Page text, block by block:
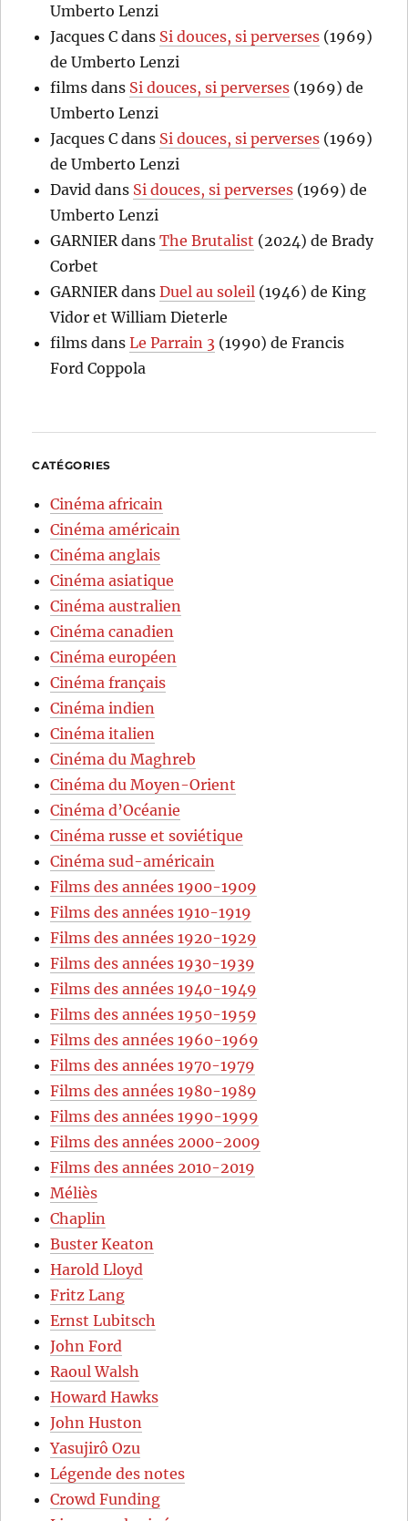
Umberto Lenzi
Jacques C dans Si douces, si perverses (1969)
de Umberto Lenzi
films dans Si douces, si perverses (1969) de
Umberto Lenzi
Jacques C dans Si douces, si perverses (1969)
de Umberto Lenzi
David dans Si douces, si perverses (1969) de
Umberto Lenzi
GARNIER dansThe Brutalist (2024) de Brady
Corbet
GARNIER dansDuel au soleil (1946) de King
Vidor et William Dieterle
films dansLe Parrain 3 (1990) de Francis
Ford Coppola
CATÉGORIES
Cinéma africain
Cinéma américain
Cinéma anglais
Cinéma asiatique
Cinéma australien
Cinéma canadien
Cinéma européen
Cinéma français
Cinéma indien
Cinéma italien
Cinéma du Maghreb
Cinéma du Moyen-Orient
Cinéma d’Océanie
Cinéma russe et soviétique
Cinéma sud-américain
Films des années 1900-1909
Films des années 1910-1919
Films des années 1920-1929
Films des années 1930-1939
Films des années 1940-1949
Films des années 1950-1959
Films des années 1960-1969
Films des années 1970-1979
Films des années 1980-1989
Films des années 1990-1999
Films des années 2000-2009
Films des années 2010-2019
Méliès
Chaplin
Buster Keaton
Harold Lloyd
Fritz Lang
Ernst Lubitsch
John Ford
Raoul Walsh
Howard Hawks
John Huston
Yasujirô Ozu
Légende des notes
Crowd Funding